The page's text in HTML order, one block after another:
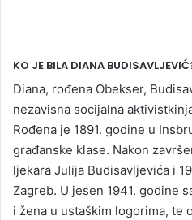
KO JE BILA DIANA
Diana, rođena Obekser,
nezavisna socijalna
Rođena je 1891. godine u
građanske klase. Nakon
ljekara Julija Budisavljevića i
Zagreb. U jesen 1941. godine
i žena u ustaškim logorima, te